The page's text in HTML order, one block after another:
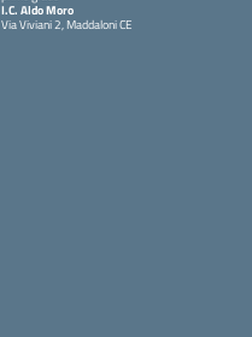
I.C. Aldo Moro
Via Viviani 2, Maddaloni CE